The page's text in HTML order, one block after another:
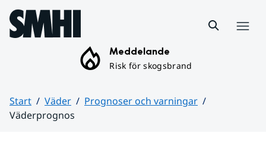
Hoppa till sidans innehåll
Meddelande
Risk för skogsbrand
Start Väder
Prognoser och varningar
Väderprognos